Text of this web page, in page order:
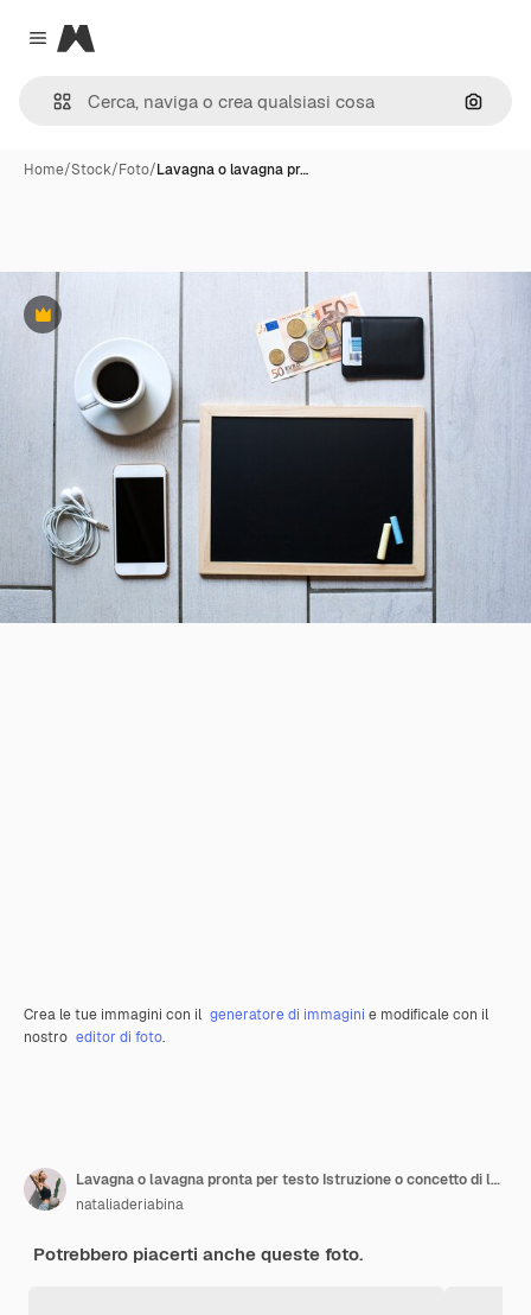
Close menu
Magnific
Cerca
Home/Stock/Foto/Lavagna o lavagna pr…
Premium
Crea le tue immagini con il generatore di immagini e modificale con il
nostro editor di foto.
Lavagna o lavagna pronta per testo Istruzione o concetto di lavoro
nataliaderiabina
Potrebbero piacerti anche queste foto.